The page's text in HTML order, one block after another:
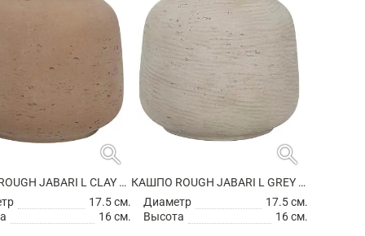
search
КАШПО ROUGH JABARI L CLAY WASHED
17.5 см.
16 см.
search
КАШПО ROUGH JABARI L GREY WASHED
Диаметр
17.5 см.
Высота
16 см.